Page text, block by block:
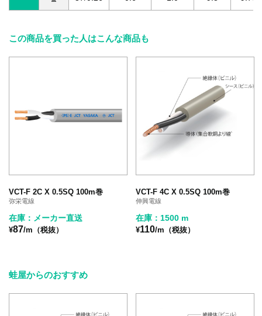
この商品を買った人はこんな商品も
VCT-F 2C X 0.5SQ 100m巻
弥栄電線
在庫：メーカー直送
¥87/m（税抜）
VCT-F 4C X 0.5SQ 100m巻
伸興電線
在庫：1500 m
¥110/m（税抜）
蛙屋からのおすすめ